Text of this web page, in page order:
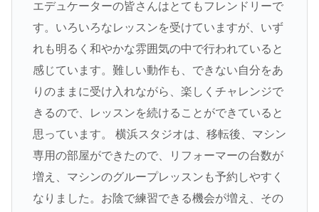
エデュケーターの皆さんはとてもフレンドリーで
す。いろいろなレッスンを受けていますが、いず
れも明るく和やかな雰囲気の中で行われていると
感じています。難しい動作も、できない自分をあ
りのままに受け入れながら、楽しくチャレンジで
きるので、レッスンを続けることができていると
思っています。 横浜スタジオは、移転後、マシン
専用の部屋ができたので、リフォーマーの台数が
増え、マシンのグループレッスンも予約しやすく
なりました。お陰で練習できる機会が増え、その